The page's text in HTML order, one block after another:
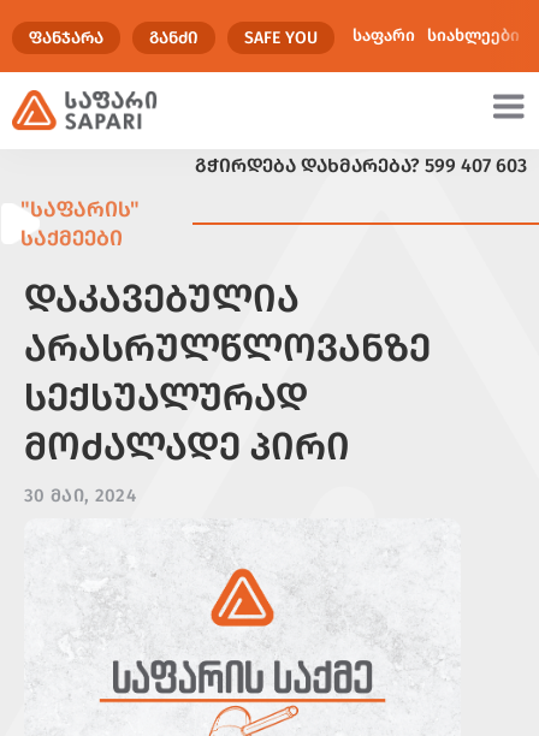
ᲤᲐᲜᲯᲐᲠᲐ ᲒᲐᲜᲫᲘ SAFE YOU საფარი სიახლეები
ᲒᲭᲘᲠᲓᲔᲑᲐ ᲓᲐᲮᲛᲐᲠᲔᲑᲐ? 599 407 603
"ᲡᲐᲤᲐᲠᲘᲡ"
ᲡᲐᲥᲛᲔᲔᲑᲘ
ᲓᲐᲙᲐᲕᲔᲑᲣᲚᲘᲐ
ᲐᲠᲐᲡᲠᲣᲚᲬᲚᲝᲕᲐᲜᲖᲔ
ᲡᲔᲥᲡᲣᲐᲚᲣᲠᲐᲓ
ᲛᲝᲫᲐᲚᲐᲓᲔ ᲞᲘᲠᲘ
30 ᲛᲐᲘ, 2024